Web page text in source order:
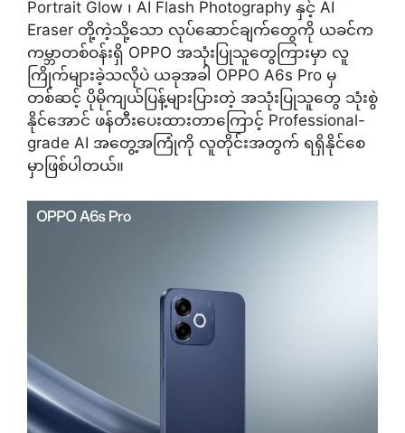
Portrait Glow ၊ AI Flash Photography နှင့် AI
Eraser တို့ကဲ့သို့သော လုပ်ဆောင်ချက်တွေကို ယခင်က
ကမ္ဘာတစ်ဝန်းရှိ OPPO အသုံးပြုသူတွေကြားမှာ လူ
ကြိုက်များခဲ့သလိုပဲ ယခုအခါ OPPO A6s Pro မှ
တစ်ဆင့် ပိုမိုကျယ်ပြန့်များပြားတဲ့ အသုံးပြုသူတွေ သုံးစွဲ
နိုင်အောင် ဖန်တီးပေးထားတာကြောင့် Professional-
grade AI အတွေ့အကြုံကို လူတိုင်းအတွက် ရရှိနိုင်စေ
မှာဖြစ်ပါတယ်။